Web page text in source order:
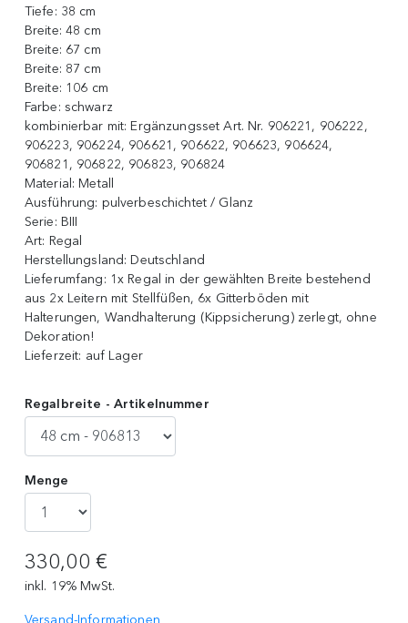
Tiefe: 38 cm
Breite: 48 cm
Breite: 67 cm
Breite: 87 cm
Breite: 106 cm
Farbe: schwarz
kombinierbar mit: Ergänzungsset Art. Nr. 906221, 906222,
906223, 906224, 906621, 906622, 906623, 906624,
906821, 906822, 906823, 906824
Material: Metall
Ausführung: pulverbeschichtet / Glanz
Serie: BIII
Art: Regal
Herstellungsland: Deutschland
Lieferumfang: 1x Regal in der gewählten Breite bestehend
aus 2x Leitern mit Stellfüßen, 6x Gitterböden mit
Halterungen, Wandhalterung (Kippsicherung) zerlegt, ohne
Dekoration!
Lieferzeit: auf Lager
Regalbreite - Artikelnummer
Menge
330,00 €
inkl. 19% MwSt.